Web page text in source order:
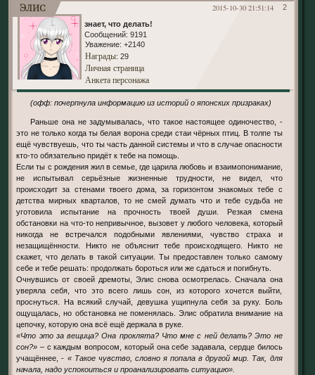
2
2015-10-30 21:51:14
Элис
знает, что делать!
Сообщений: 9191
Уважение: +2140
Награды: 29
Личная страница
Анкета персонажа
(офф: почерпнула информацию из историй о японских призраках)
Раньше она не задумывалась, что такое настоящее одиночество, -
это не только когда ты белая ворона среди стаи чёрных птиц. В толпе ты
ещё чувствуешь, что ты часть данной системы и что в случае опасности
кто-то обязательно придёт к тебе на помощь.
Если ты с рождения жил в семье, где царила любовь и взаимопонимание,
не испытывал серьёзные жизненные трудности, не видел, что
происходит за стенами твоего дома, за горизонтом знакомых тебе с
детства мирных кварталов, то не смей думать что и тебе судьба не
уготовила испытание на прочность твоей души. Резкая смена
обстановки на что-то непривычное, вызовет у любого человека, который
никогда не встречался подобными явлениями, чувство страха и
незащищённости. Никто не объяснит тебе происходящего. Никто не
скажет, что делать в такой ситуации. Ты предоставлен только самому
себе и тебе решать: продолжать бороться или же сдаться и погибнуть.
Очнувшись от своей дремоты, Элис снова осмотрелась. Сначала она
уверяла себя, что это всего лишь сон, из которого хочется выйти,
проснуться. На всякий случай, девушка ущипнула себя за руку. Боль
ощущалась, но обстановка не поменялась. Элис обратила внимание на
цепочку, которую она всё ещё держала в руке.
«Что это за вещица? Она проклята? Что мне с ней делать? Это не
сон?» – с каждым вопросом, который она себе задавала, сердце билось
учащённее, - « Такое чувство, словно я попала в другой мир. Так, для
начала, надо успокоиться и проанализировать ситуацию».